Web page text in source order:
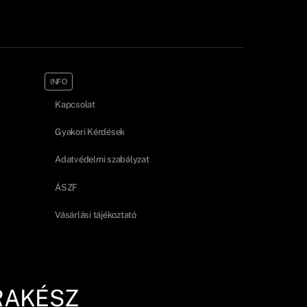
INFO
Kapcsolat
Gyakori Kérdések
Adatvédelmi szabályzat
ÁSZF
Vásárlási tájékoztató